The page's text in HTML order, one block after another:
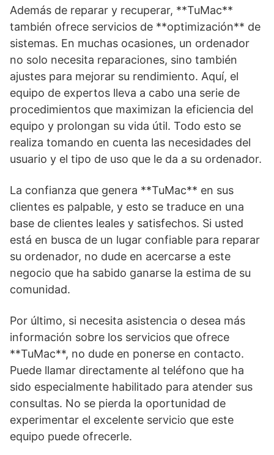
Además de reparar y recuperar, **TuMac**
también ofrece servicios de **optimización** de
sistemas. En muchas ocasiones, un ordenador
no solo necesita reparaciones, sino también
ajustes para mejorar su rendimiento. Aquí, el
equipo de expertos lleva a cabo una serie de
procedimientos que maximizan la eficiencia del
equipo y prolongan su vida útil. Todo esto se
realiza tomando en cuenta las necesidades del
usuario y el tipo de uso que le da a su ordenador.
La confianza que genera **TuMac** en sus
clientes es palpable, y esto se traduce en una
base de clientes leales y satisfechos. Si usted
está en busca de un lugar confiable para reparar
su ordenador, no dude en acercarse a este
negocio que ha sabido ganarse la estima de su
comunidad.
Por último, si necesita asistencia o desea más
información sobre los servicios que ofrece
**TuMac**, no dude en ponerse en contacto.
Puede llamar directamente al teléfono que ha
sido especialmente habilitado para atender sus
consultas. No se pierda la oportunidad de
experimentar el excelente servicio que este
equipo puede ofrecerle.